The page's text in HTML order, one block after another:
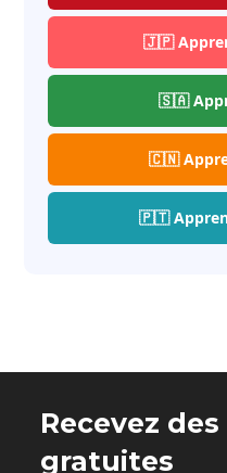
🇯🇵
🇸🇦
🇨🇳
🇵🇹
Recevez
gratuites